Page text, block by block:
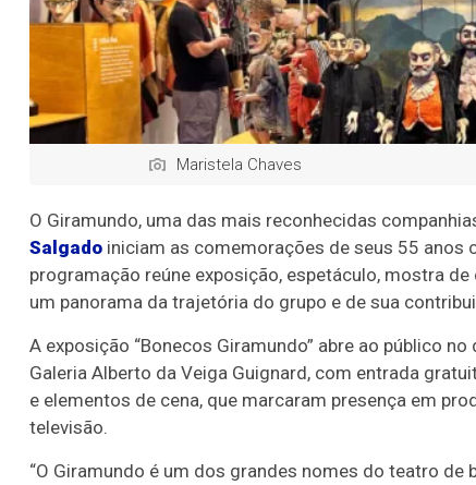
Maristela Chaves
O Giramundo, uma das mais reconhecidas
Salgado iniciam as comemorações de seus 55 anos
programação reúne exposição, espetáculo, mostra
um panorama da trajetória do grupo e de sua
A exposição “Bonecos Giramundo” abre ao público
Galeria Alberto da Veiga Guignard, com entrada
e elementos de cena, que marcaram presença em
televisão.
“O Giramundo é um dos grandes nomes do teatro